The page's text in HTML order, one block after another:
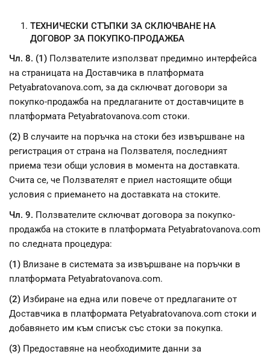
ТЕХНИЧЕСКИ СТЪПКИ ЗА СКЛЮЧВАНЕ НА
ДОГОВОР ЗА ПОКУПКО-ПРОДАЖБА
Чл. 8. (1) Ползвателите използват предимно интерфейса
на страницата на Доставчика в платформата
Petyabratovanova.com, за да сключват договори за
покупко-продажба на предлаганите от доставчиците в
платформата Petyabratovanova.com стоки.
(2) В случаите на поръчка на стоки без извършване на
регистрация от страна на Ползвателя, последният
приема тези общи условия в момента на доставката.
Счита се, че Ползвателят е приел настоящите общи
условия с приемането на доставката на стоките.
Чл. 9. Ползвателите сключват договора за покупко-
продажба на стоките в платформата Petyabratovanova.com
по следната процедура:
(1) Влизане в системата за извършване на поръчки в
платформата Petyabratovanova.com.
(2) Избиране на една или повече от предлаганите от
Доставчика в платформата Petyabratovanova.com стоки и
добавянето им към списък със стоки за покупка.
(3) Предоставяне на необходимите данни за